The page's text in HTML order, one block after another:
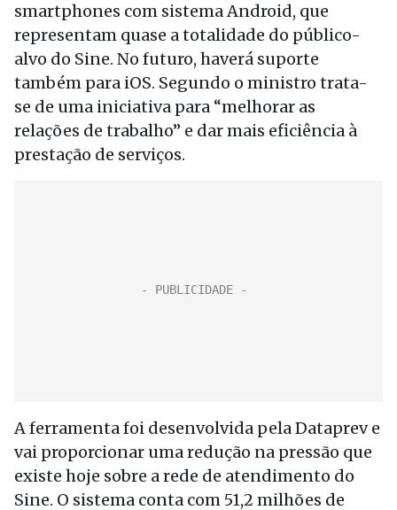
smartphones com sistema Android, que
representam quase a totalidade do público-
alvo do Sine. No futuro, haverá suporte
também para iOS. Segundo o ministro trata-
se de uma iniciativa para “melhorar as
relações de trabalho” e dar mais eficiência à
prestação de serviços.
A ferramenta foi desenvolvida pela Dataprev e
vai proporcionar uma redução na pressão que
existe hoje sobre a rede de atendimento do
Sine. O sistema conta com 51,2 milhões de